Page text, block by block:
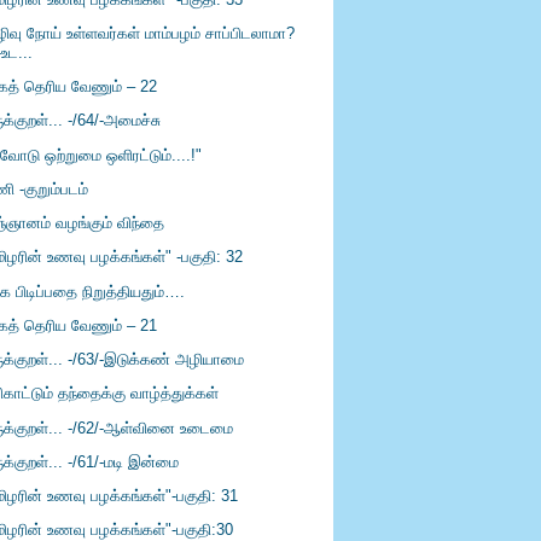
நோய் உள்ளவர்கள் மாம்பழம் சாப்பிடலாமா?
தெரிய வேணும் – 22
-/64/-அமைச்சு
ஒற்றுமை ஒளிரட்டும்....!"
-குறும்படம்
வழங்கும் விந்தை
உணவு பழக்கங்கள்" -பகுதி: 32
பிடிப்பதை நிறுத்தியதும்….
தெரிய வேணும் – 21
-/63/-இடுக்கண் அழியாமை
தந்தைக்கு வாழ்த்துக்கள்
-/62/-ஆள்வினை உடைமை
-/61/-மடி இன்மை
உணவு பழக்கங்கள்"-பகுதி: 31
உணவு பழக்கங்கள்"-பகுதி:30